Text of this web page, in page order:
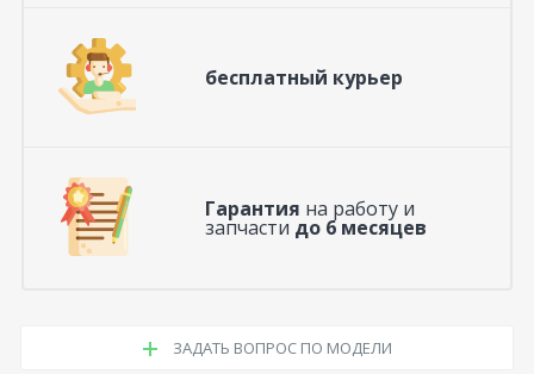
бесплатный курьер
Гарантия на работу и
запчасти до 6 месяцев
ЗАДАТЬ ВОПРОС ПО МОДЕЛИ